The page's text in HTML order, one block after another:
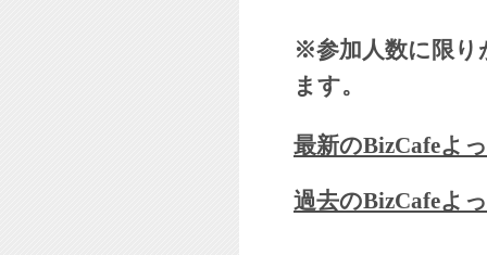
※参加人数に限り
ます。
最新のBizCafeよ
過去のBizCafeよ